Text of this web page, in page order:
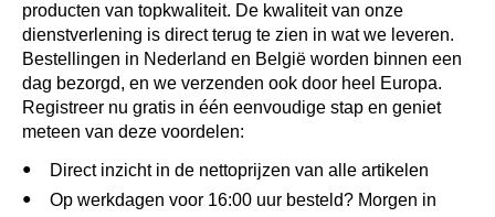
producten van topkwaliteit. De kwaliteit van onze
dienstverlening is direct terug te zien in wat we leveren.
Bestellingen in Nederland en België worden binnen een
dag bezorgd, en we verzenden ook door heel Europa.
Registreer nu gratis in één eenvoudige stap en geniet
meteen van deze voordelen:
Direct inzicht in de nettoprijzen van alle artikelen
Op werkdagen voor 16:00 uur besteld? Morgen in